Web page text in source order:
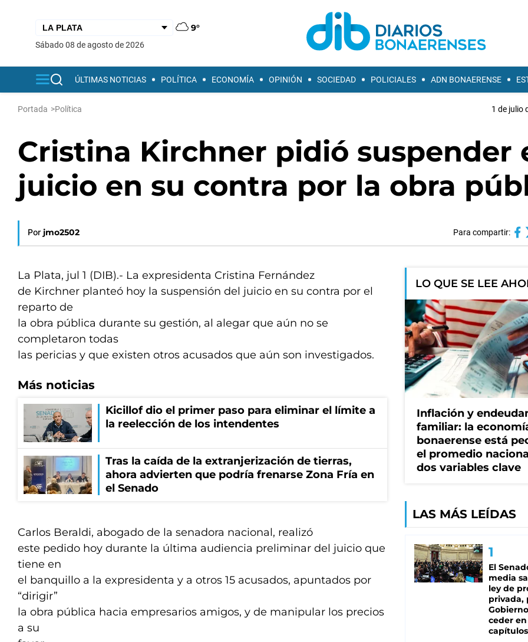
9°
sábado 08 de agosto de 2026
ÚLTIMAS NOTICIAS POLÍTICA ECONOMÍA OPINIÓN SOCIEDAD POLICIALES ADN BONAERENSE
Portada >Política 1 de julio
Cristina Kirchner pidió suspender
juicio en su contra por la obra
Por jmo2502 Para compartir:
La Plata, jul 1 (DIB).- La expresidenta Cristina Fernández
de Kirchner planteó hoy la suspensión del juicio en su contra por el
reparto de
la obra pública durante su gestión, al alegar que aún no se
completaron todas
las pericias y que existen otros acusados que aún son investigados.
Más noticias
Kicillof dio el primer paso para eliminar el límite a
la reelección de los intendentes
Tras la caída de la extranjerización de tierras,
ahora advierten que podría frenarse Zona Fría en
el Senado
Carlos Beraldi, abogado de la senadora nacional, realizó
este pedido hoy durante la última audiencia preliminar del juicio que
tiene en
el banquillo a la expresidenta y a otros 15 acusados, apuntados por
“dirigir”
la obra pública hacia empresarios amigos, y de manipular los precios
a su
LO QUE SE LEE
Inflación y
familiar: la
bonaerense está
el promedio
dos variables clave
LAS MÁS LEÍDAS
El
media
ley de
privada,
ceder
capítulos